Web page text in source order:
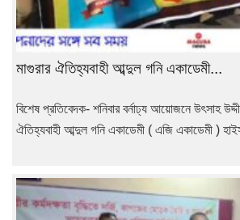
মাগুরার ঐতিহ্যবাহী আব্দুল গনি একাডেমী...
বিশেষ প্রতিবেদক- শনিবার বর্নাঢ্য আয়োজনে উৎসাহ
ঐতিহ্যবাহী আব্দুল গনি একাডেমী ( এজি একাডেমী )